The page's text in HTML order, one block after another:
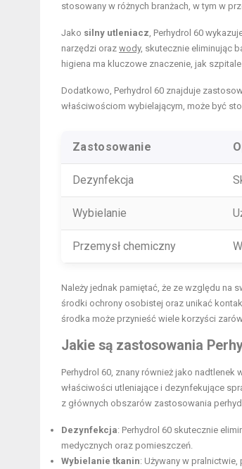
stosowany w różnych branżach, w tym w
Jako silny utleniacz, Perhydrol 60
narzędzi oraz wody, skutecznie eliminując
higiena ma kluczowe znaczenie, jak
Dodatkowo, Perhydrol 60 znajduje
właściwościom wybielającym, może być
Zastosowanie
Dezynfekcja
Wybielanie
Przemysł chemiczny
Należy jednak pamiętać, że ze względu na
środki ochrony osobistej oraz unikać
środka może przynieść wiele korzyści
Jakie są zastosowania
Perhydrol 60, znany również jako
właściwości utleniające i dezynfekujące
z głównych obszarów zastosowania
Dezynfekcja: Perhydrol 60 skutecznie
medycznych oraz pomieszczeń.
Wybielanie tkanin: Używany w